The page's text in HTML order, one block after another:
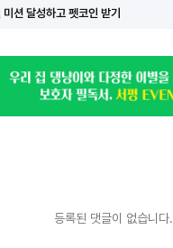
미션 달성하고 펫코인 받기
등록된 댓글이 없습니다.